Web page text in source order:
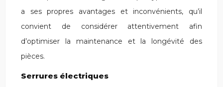
a ses propres avantages et inconvénients, qu’il
convient de considérer attentivement afin
d’optimiser la maintenance et la longévité des
pièces.
Serrures électriques